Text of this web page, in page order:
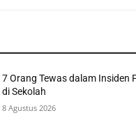
7 Orang Tewas dalam Insiden
di Sekolah
8 Agustus 2026